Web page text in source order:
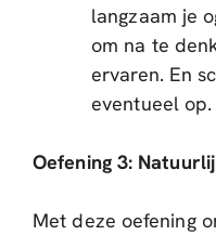
langzaam je
om na te
ervaren. En
eventueel op.
Oefening 3:
Met deze oefening